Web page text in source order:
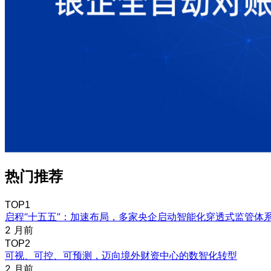
热门推荐
TOP1
启程“十五五”：加速布局，多家央企启动智能化穿透式监管体
2 月前
TOP2
可视、可控、可预测，迈向境外财资中心的数智化转型